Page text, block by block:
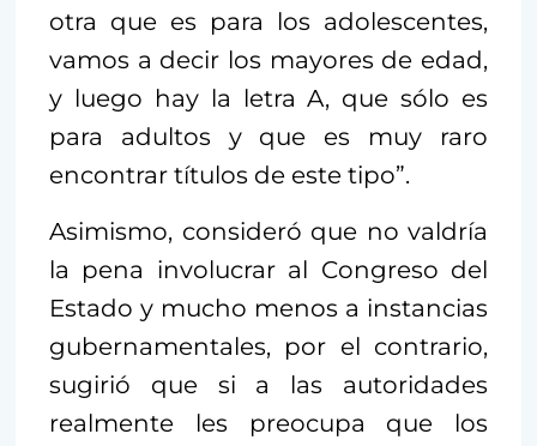
otra que es para los adolescentes,
vamos a decir los mayores de edad,
y luego hay la letra A, que sólo es
para adultos y que es muy raro
encontrar títulos de este tipo”.
Asimismo, consideró que no valdría
la pena involucrar al Congreso del
Estado y mucho menos a instancias
gubernamentales, por el contrario,
sugirió que si a las autoridades
realmente les preocupa que los